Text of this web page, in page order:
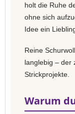
holt die Ruhe
ohne sich
Idee ein
Reine
langlebig – der
Strickprojekte.
Warum